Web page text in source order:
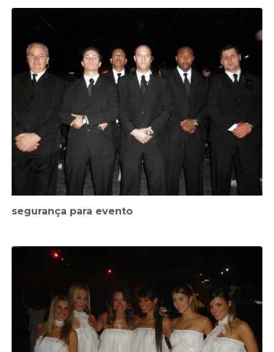
segurança para evento